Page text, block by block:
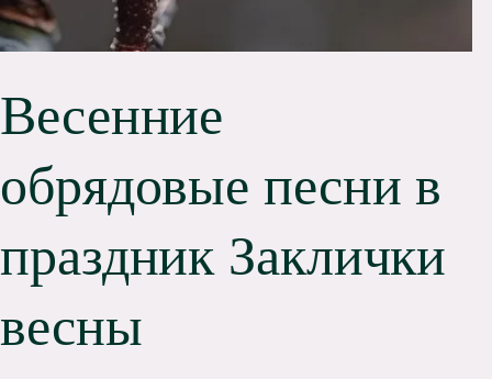
Весенние
обрядовые песни в
праздник Заклички
весны